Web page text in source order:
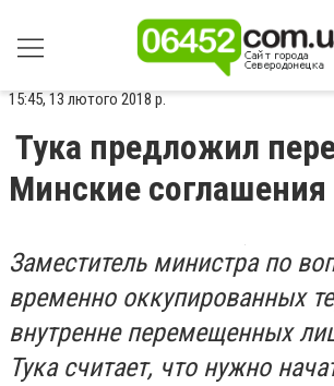
15:45, 13 лютого 2018 р.
Тука предложил
Минские соглашения
Заместитель министра по
временно оккупированных
внутренне перемещенных
Тука считает, что нужно